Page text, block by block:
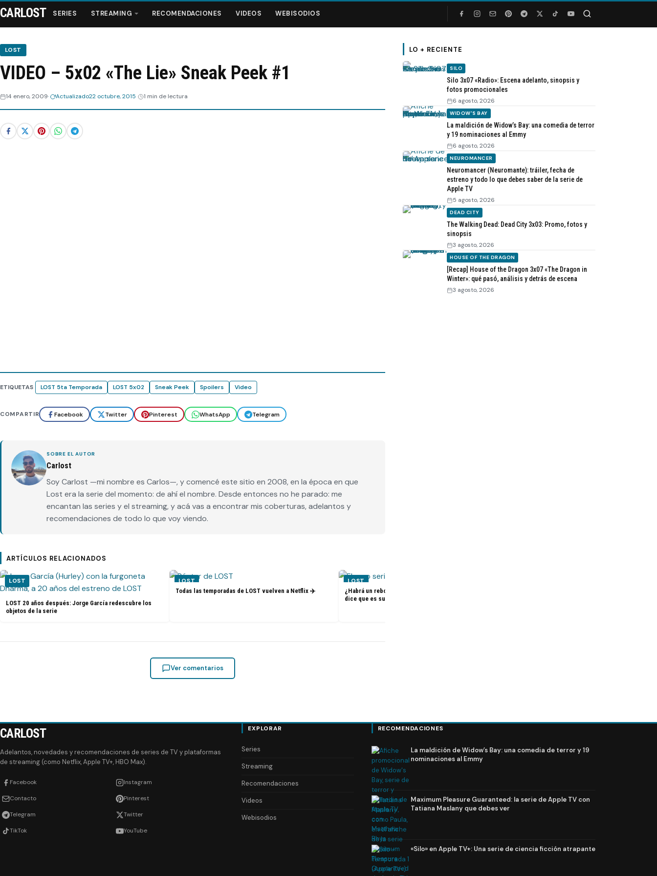
Series
Streaming
Recomendaciones
CARLOST SERIES STREAMING RECOMENDACIONES VIDEOS WEBISODIOS
LOST
VIDEO – 5x02 «The Lie» Sneak Peek #1
14 enero, 2009 Actualizado22 octubre, 2015 1 min de lectura
ETIQUETAS LOST 5ta Temporada LOST 5x02 Sneak Peek Spoilers Video
COMPARTIR Facebook Twitter Pinterest WhatsApp Telegram
SOBRE EL AUTOR
Carlost
Soy Carlost —mi nombre es Carlos—, y comencé este sitio en 2008, en la época en que
Lost era la serie del momento: de ahí el nombre. Desde entonces no he parado: me
encantan las series y el streaming, y acá vas a encontrar mis coberturas, adelantos y
recomendaciones de todo lo que voy viendo.
ARTÍCULOS RELACIONADOS
LOST
LOST 20 años después: Jorge García redescubre los
objetos de la serie
LOST
Todas las temporadas de LOST vuelven a Netflix ✈️
LOST
¿Habrá un reboot de Lost? La nueva presidenta de ABC
dice que es su sueño
Ver comentarios
LO + RECIENTE
SILO
Silo 3x07 «Radio»: Escena adelanto, sinopsis y
fotos promocionales
6 agosto, 2026
WIDOW'S BAY
La maldición de Widow’s Bay: una comedia de terror
y 19 nominaciones al Emmy
6 agosto, 2026
NEUROMANCER
Neuromancer (Neuromante): tráiler, fecha de
estreno y todo lo que debes saber de la serie de
Apple TV
5 agosto, 2026
DEAD CITY
The Walking Dead: Dead City 3x03: Promo, fotos y
sinopsis
3 agosto, 2026
HOUSE OF THE DRAGON
[Recap] House of the Dragon 3x07 «The Dragon in
Winter»: qué pasó, análisis y detrás de escena
3 agosto, 2026
CARLOST
Adelantos, novedades y recomendaciones de series de TV y plataformas
de streaming (como Netflix, Apple TV+, HBO Max).
Facebook Instagram
Contacto Pinterest
Telegram Twitter
TikTok YouTube
EXPLORAR
Series
Streaming
Recomendaciones
Videos
Webisodios
RECOMENDACIONES
La maldición de Widow’s Bay: una comedia de terror y 19
nominaciones al Emmy
Maximum Pleasure Guaranteed: la serie de Apple TV con
Tatiana Maslany que debes ver
«Silo» en Apple TV+: Una serie de ciencia ficción atrapante